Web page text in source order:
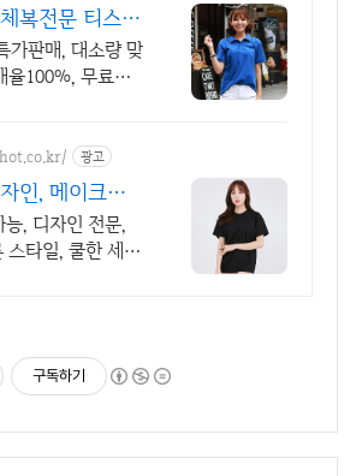
복전문 티스토
의 전문업체
가판매, 대소량 맞
율100%, 무료디
광고
인, 메이크핫
련된 디자인!
, 디자인 전문,
스타일, 쿨한 세
구독하기